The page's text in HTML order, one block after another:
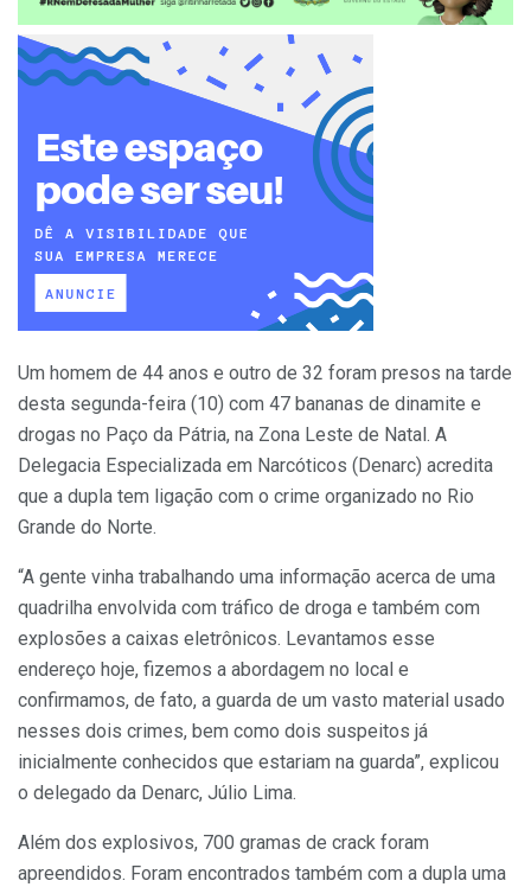
Um homem de 44 anos e outro de 32 foram presos na tarde
desta segunda-feira (10) com 47 bananas de dinamite e
drogas no Paço da Pátria, na Zona Leste de Natal. A
Delegacia Especializada em Narcóticos (Denarc) acredita
que a dupla tem ligação com o crime organizado no Rio
Grande do Norte.
“A gente vinha trabalhando uma informação acerca de uma
quadrilha envolvida com tráfico de droga e também com
explosões a caixas eletrônicos. Levantamos esse
endereço hoje, fizemos a abordagem no local e
confirmamos, de fato, a guarda de um vasto material usado
nesses dois crimes, bem como dois suspeitos já
inicialmente conhecidos que estariam na guarda”, explicou
o delegado da Denarc, Júlio Lima.
Além dos explosivos, 700 gramas de crack foram
apreendidos. Foram encontrados também com a dupla uma